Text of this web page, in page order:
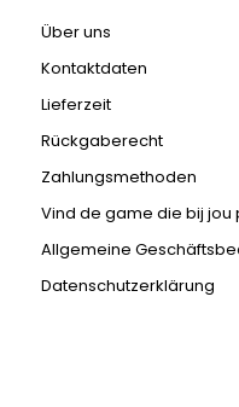
Über uns
Kontaktdaten
Lieferzeit
Rückgaberecht
Zahlungsmethoden
Vind de game die bij jou
Allgemeine
Datenschutzerklärung